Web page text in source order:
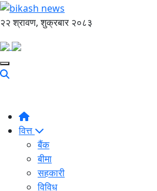
२२ श्रावण, शुक्रबार २०८३
वित्त
बैंक
बीमा
सहकारी
विविध